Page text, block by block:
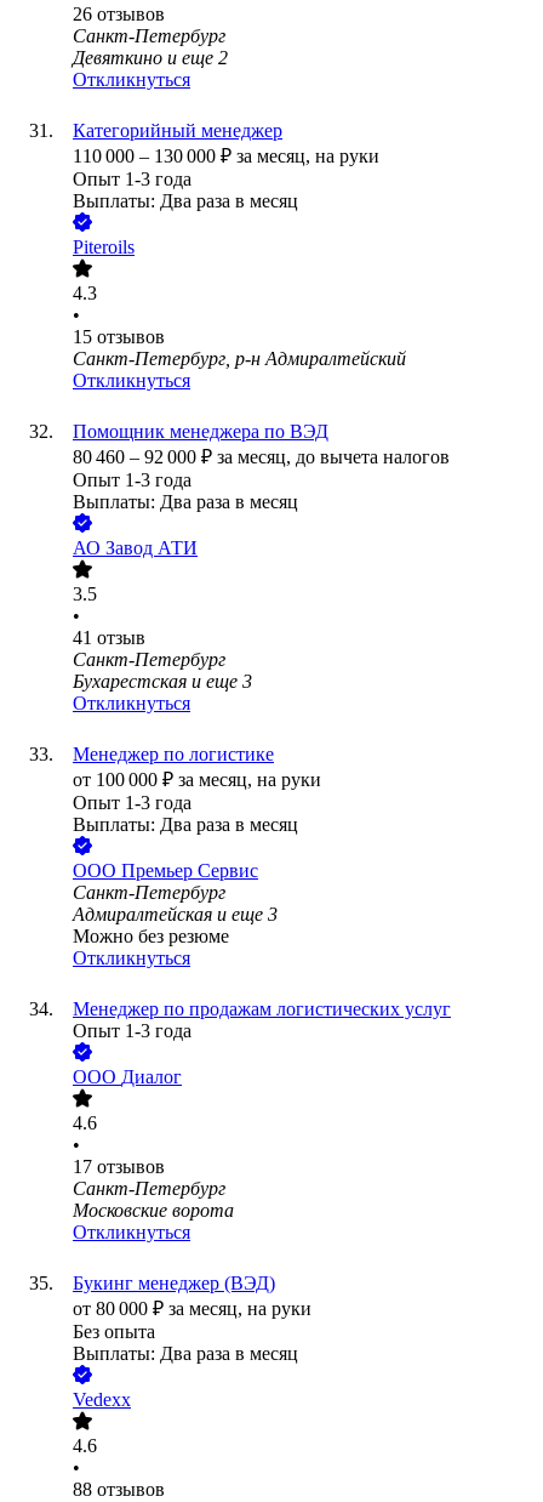
26 отзывов
Санкт-Петербург
Девяткино и еще 2
Откликнуться
Категорийный менеджер
110 000 – 130 000 ₽ за месяц, на руки
Опыт 1-3 года
Выплаты: Два раза в месяц
Piteroils
4.3
•
15 отзывов
Санкт-Петербург, р-н Адмиралтейский
Откликнуться
Помощник менеджера по ВЭД
80 460 – 92 000 ₽ за месяц, до вычета налогов
Опыт 1-3 года
Выплаты: Два раза в месяц
АО Завод АТИ
3.5
•
41 отзыв
Санкт-Петербург
Бухарестская и еще 3
Откликнуться
Менеджер по логистике
от 100 000 ₽ за месяц, на руки
Опыт 1-3 года
Выплаты: Два раза в месяц
ООО Премьер Сервис
Санкт-Петербург
Адмиралтейская и еще 3
Можно без резюме
Откликнуться
Менеджер по продажам логистических услуг
Опыт 1-3 года
ООО Диалог
4.6
•
17 отзывов
Санкт-Петербург
Московские ворота
Откликнуться
Букинг менеджер (ВЭД)
от 80 000 ₽ за месяц, на руки
Без опыта
Выплаты: Два раза в месяц
Vedexx
4.6
•
88 отзывов